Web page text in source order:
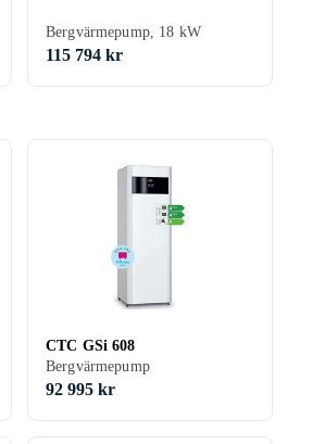
Bergvärmepump, 18 kW
115 794 kr
CTC GSi 608
Bergvärmepump
92 995 kr